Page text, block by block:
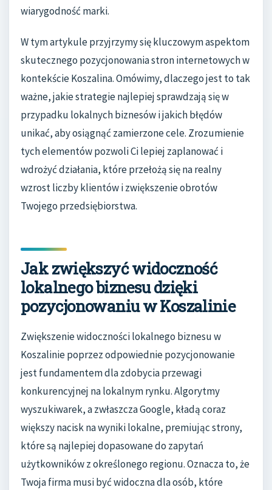
wiarygodność marki.
W tym artykule przyjrzymy się kluczowym aspektom
skutecznego pozycjonowania stron internetowych w
kontekście Koszalina. Omówimy, dlaczego jest to tak
ważne, jakie strategie najlepiej sprawdzają się w
przypadku lokalnych biznesów i jakich błędów
unikać, aby osiągnąć zamierzone cele. Zrozumienie
tych elementów pozwoli Ci lepiej zaplanować i
wdrożyć działania, które przełożą się na realny
wzrost liczby klientów i zwiększenie obrotów
Twojego przedsiębiorstwa.
Jak zwiększyć widoczność
lokalnego biznesu dzięki
pozycjonowaniu w Koszalinie
Zwiększenie widoczności lokalnego biznesu w
Koszalinie poprzez odpowiednie pozycjonowanie
jest fundamentem dla zdobycia przewagi
konkurencyjnej na lokalnym rynku. Algorytmy
wyszukiwarek, a zwłaszcza Google, kładą coraz
większy nacisk na wyniki lokalne, premiując strony,
które są najlepiej dopasowane do zapytań
użytkowników z określonego regionu. Oznacza to, że
Twoja firma musi być widoczna dla osób, które